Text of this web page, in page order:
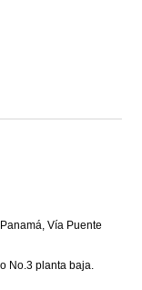
Vía Puente
No.3 planta baja.